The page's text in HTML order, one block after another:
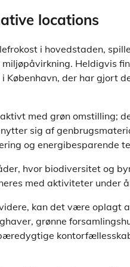
locations
i hovedstaden,
Heldigvis
København, der har gjort
med grøn omstilling;
sig af
og energibesparende
hvor biodiversitet og
med aktiviteter under
kan det være oplagt
grønne